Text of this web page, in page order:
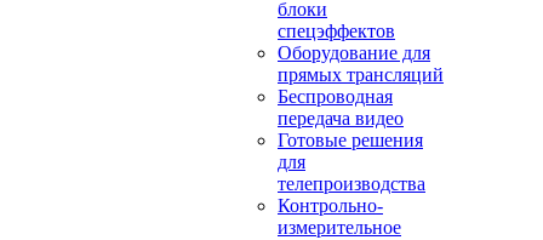
блоки
спецэффектов
Оборудование для
прямых трансляций
Беспроводная
передача видео
Готовые решения
для
телепроизводства
Контрольно-
измерительное